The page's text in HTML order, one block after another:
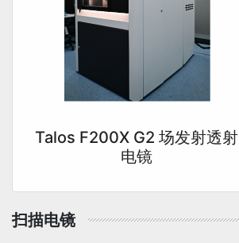
Talos F200X G2 场发射透射
电镜
扫描电镜